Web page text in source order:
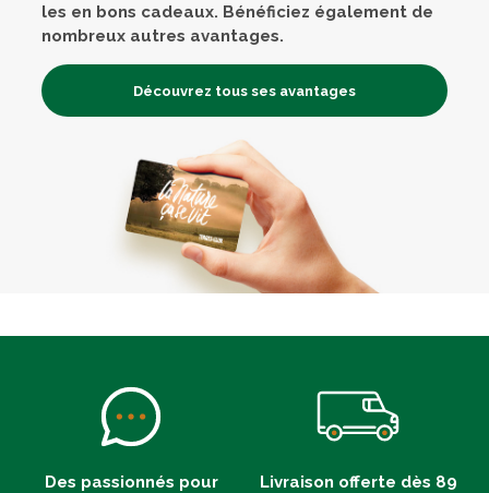
les en bons cadeaux. Bénéficiez également de
nombreux autres avantages.
Découvrez tous ses avantages
Des passionnés pour
Livraison offerte dès 89